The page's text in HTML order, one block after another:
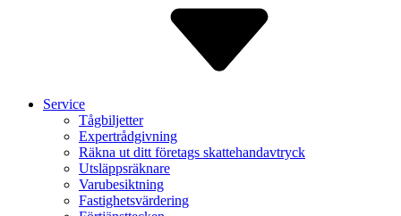
Service
Tågbiljetter
Expert­rådgivning
Räkna ut ditt företags skatte­handavtryck
Utsläppsräknare
Varu­besiktning
Fastighets­värdering